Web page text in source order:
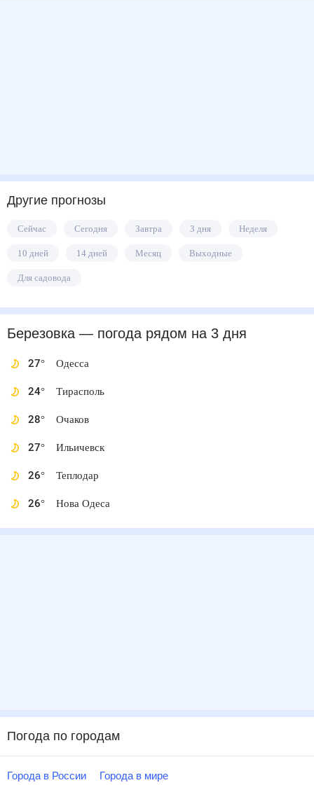
Другие прогнозы
Сейчас Сегодня Завтра 3 дня Неделя
10 дней 14 дней Месяц Выходные
Для садовода
Березовка — погода рядом на 3 дня
27° Одесса
24° Тирасполь
28° Очаков
27° Ильичевск
26° Теплодар
26° Нова Одеса
Погода по городам
Города в России Города в мире